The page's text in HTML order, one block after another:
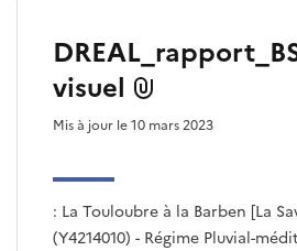
visuel
: La Touloubre à la Barben [La
(Y4214010) - Régime Pluvial-
Mis à jour le 10 mars 2023